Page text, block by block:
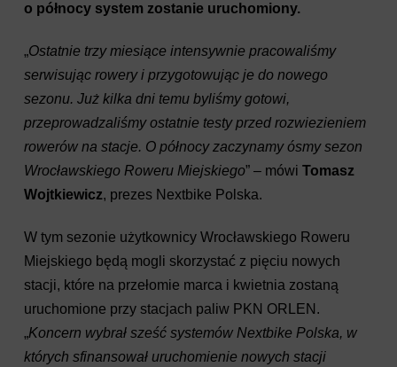
o północy system zostanie uruchomiony.
„Ostatnie trzy miesiące intensywnie pracowaliśmy
serwisując rowery i przygotowując je do nowego
sezonu. Już kilka dni temu byliśmy gotowi,
przeprowadzaliśmy ostatnie testy przed rozwiezieniem
rowerów na stacje. O północy zaczynamy ósmy sezon
Wrocławskiego Roweru Miejskiego” – mówi Tomasz
Wojtkiewicz, prezes Nextbike Polska.
W tym sezonie użytkownicy Wrocławskiego Roweru
Miejskiego będą mogli skorzystać z pięciu nowych
stacji, które na przełomie marca i kwietnia zostaną
uruchomione przy stacjach paliw PKN ORLEN.
„Koncern wybrał sześć systemów Nextbike Polska, w
których sfinansował uruchomienie nowych stacji